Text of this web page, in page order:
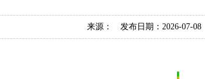
来源： 发布日期：2026-